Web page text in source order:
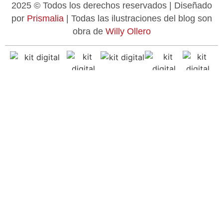
2025 © Todos los derechos reservados | Diseñado
por Prismalia| Todas las ilustraciones del blog son
obra de Willy Ollero